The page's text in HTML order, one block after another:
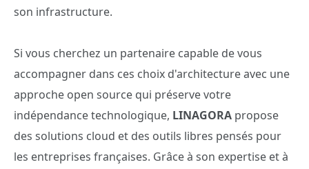
son infrastructure.
Si vous cherchez un partenaire capable de vous
accompagner dans ces choix d'architecture avec une
approche open source qui préserve votre
indépendance technologique, LINAGORA propose
des solutions cloud et des outils libres pensés pour
les entreprises françaises. Grâce à son expertise et à